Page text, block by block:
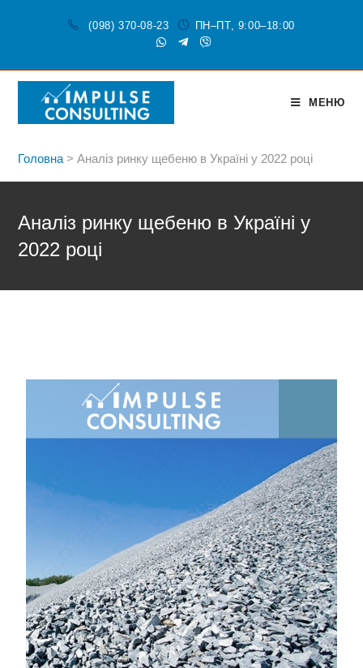
(098) 370-08-23 ПН–ПТ, 9:00–18:00
МЕНЮ
Головна > Аналіз ринку щебеню в Україні у 2022 році
Аналіз ринку щебеню в Україні у
2022 році